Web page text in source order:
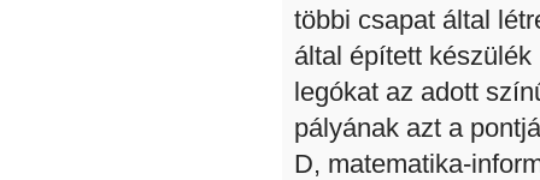
többi csapat által
által épített
legókat az adott
pályának azt a
D, matematika-